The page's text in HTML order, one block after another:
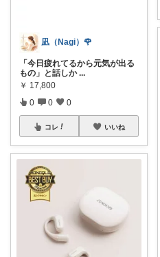
凪（Nagi）🌹
「今日疲れてるから元気が出る
もの」と話しか ...
￥ 17,800
0 0 0
コレ いいね